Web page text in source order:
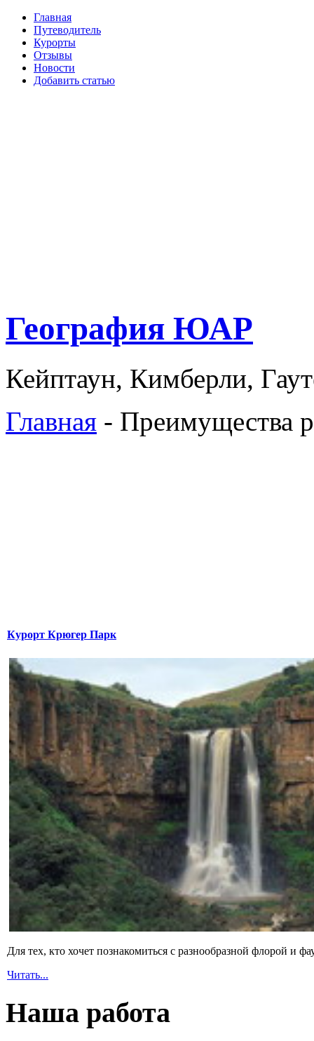
Главная
Путеводитель
Курорты
Отзывы
Новости
Добавить статью
География ЮАР
Кейптаун, Кимберли,
Главная - Преимущества
Курорт Крюгер Парк
Для тех, кто хочет познакомиться с разнообразной флорой и
Читать...
Наша работа